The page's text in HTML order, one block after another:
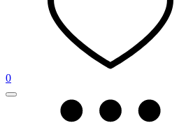
0